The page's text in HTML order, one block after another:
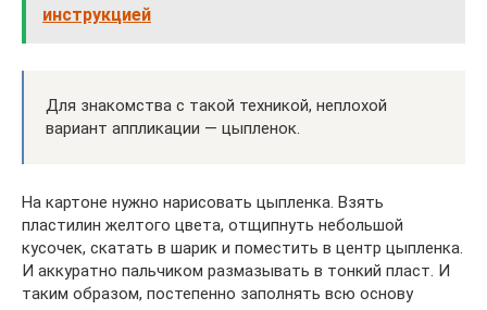
инструкцией
Для знакомства с такой техникой, неплохой
вариант аппликации — цыпленок.
На картоне нужно нарисовать цыпленка. Взять
пластилин желтого цвета, отщипнуть небольшой
кусочек, скатать в шарик и поместить в центр цыпленка.
И аккуратно пальчиком размазывать в тонкий пласт. И
таким образом, постепенно заполнять всю основу